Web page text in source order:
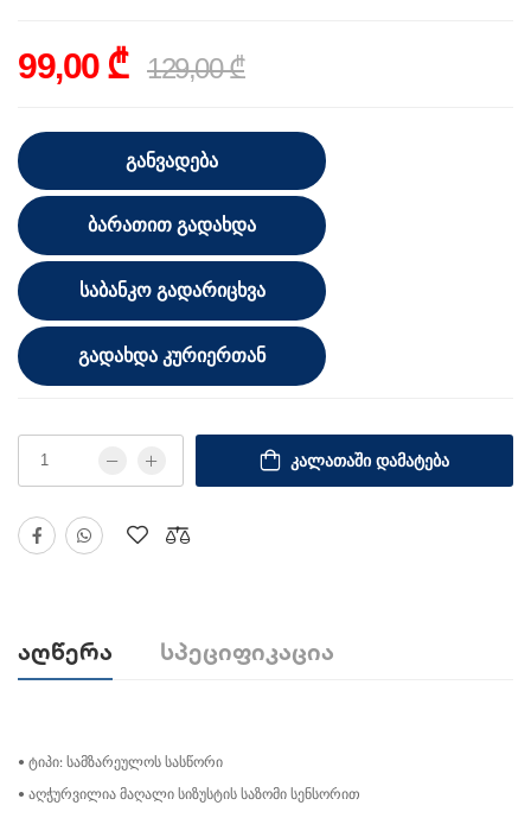
99,00 ₾ 129,00 ₾
ᲒᲐᲜᲕᲐᲓᲔᲑᲐ
ᲑᲐᲠᲐᲗᲘᲗ ᲒᲐᲓᲐᲮᲓᲐ
ᲡᲐᲑᲐᲜᲙᲝ ᲒᲐᲓᲐᲠᲘᲪᲮᲕᲐ
ᲒᲐᲓᲐᲮᲓᲐ ᲙᲣᲠᲘᲔᲠᲗᲐᲜ
ᲙᲐᲚᲐᲗᲐᲨᲘ ᲓᲐᲛᲐᲢᲔᲑᲐ
Აღწერა Სპეციფიკაცია
• ტიპი: სამზარეულოს სასწორი
• აღჭურვილია მაღალი სიზუსტის საზომი სენსორით